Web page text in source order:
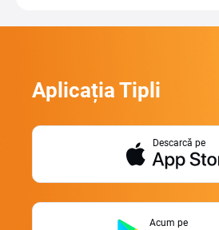
Aplicația Tipli
Descarcă pe
Acum pe